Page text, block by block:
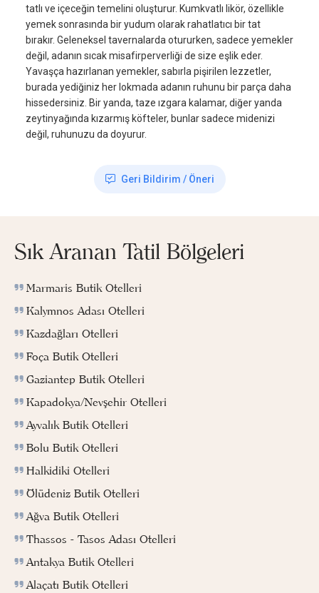
tatlı ve içeceğin temelini oluşturur. Kumkvatlı likör, özellikle
yemek sonrasında bir yudum olarak rahatlatıcı bir tat
bırakır. Geleneksel tavernalarda otururken, sadece yemekler
değil, adanın sıcak misafirperverliği de size eşlik eder.
Yavaşça hazırlanan yemekler, sabırla pişirilen lezzetler,
burada yediğiniz her lokmada adanın ruhunu bir parça daha
hissedersiniz. Bir yanda, taze ızgara kalamar, diğer yanda
zeytinyağında kızarmış köfteler, bunlar sadece midenizi
değil, ruhunuzu da doyurur.
Geri Bildirim / Öneri
Sık Aranan Tatil Bölgeleri
Marmaris Butik Otelleri
Kalymnos Adası Otelleri
Kazdağları Otelleri
Foça Butik Otelleri
Gaziantep Butik Otelleri
Kapadokya/Nevşehir Otelleri
Ayvalık Butik Otelleri
Bolu Butik Otelleri
Halkidiki Otelleri
Ölüdeniz Butik Otelleri
Ağva Butik Otelleri
Thassos - Tasos Adası Otelleri
Antakya Butik Otelleri
Alaçatı Butik Otelleri